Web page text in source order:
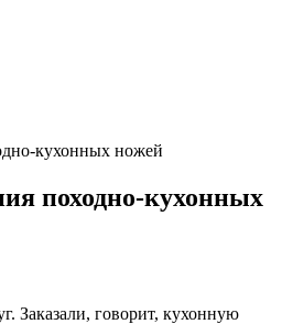
кухонных ножей
походно-кухонных
Заказали, говорит, кухонную